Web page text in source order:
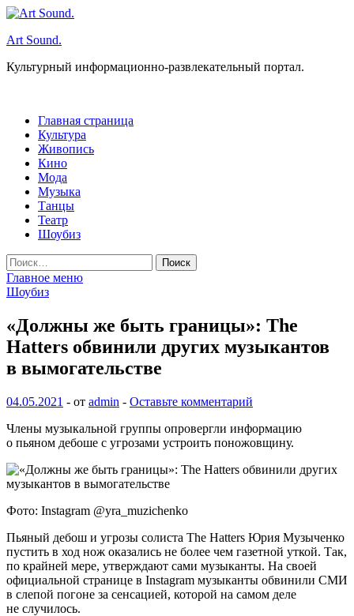
Перейти
содержимому
Art Sound.
Культурный информационно-развлекательный портал.
Главная страница
Культура
Живопись
Кино
Мода
Музыка
Танцы
Театр
Шоубиз
Найти:
Главное меню
Шоубиз
«Должны же быть границы»: The
Hatters обвинили других музыкантов
в вымогательстве
04.05.2021 - от admin - Оставьте комментарий
Члены музыкальной группы опровергли информацию
о пьяном дебоше с угрозами устроить поножовщину.
Фото: Instagram @yra_muzichenko
Пьяный дебош и угрозы солиста The Hatters Юрия Музыченко
пустить в ход нож оказались не более чем газетной уткой. Так,
по крайней мере, утверждают сами музыканты. На своей
официальной странице в Instagram музыканты обвинили СМИ
в слепой погоне за сенсацией, которой на самом деле
не случилось.